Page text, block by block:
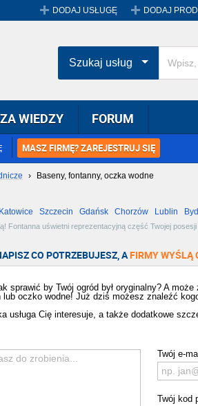
DODAJ USŁUGĘ DODAJ
MASZ FIRMĘ? ZAREJESTRUJ SIĘ
WIEDZY FORUM
Szukaj usług
› Baseny, fontanny, oczka wodne
Katowice Szczecin Gdańsk Chorzów Lublin
Fontanna uświetni reprezentacyjną część Twojej
CO POTRZEBUJESZ, AFIRMY WYŚLĄ
sprawić by Twój ogród był oryginalny? A
oczko wodne! Już dziś możesz znaleźć
usługa Cię interesuje, a także dodatkowe
Twój e-
Twój kod